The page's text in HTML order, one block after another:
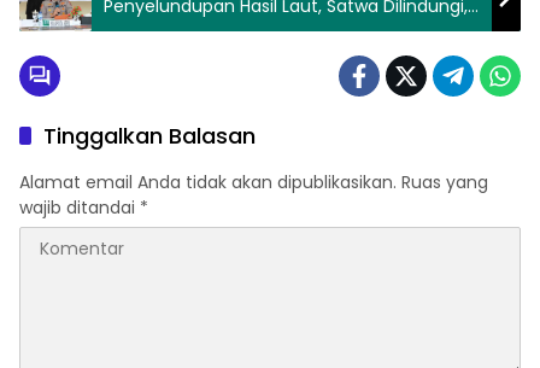
Penyelundupan Hasil Laut, Satwa Dilindungi,
dan Penyalahgunaan Migas
Tinggalkan Balasan
Alamat email Anda tidak akan dipublikasikan. Ruas yang
wajib ditandai *